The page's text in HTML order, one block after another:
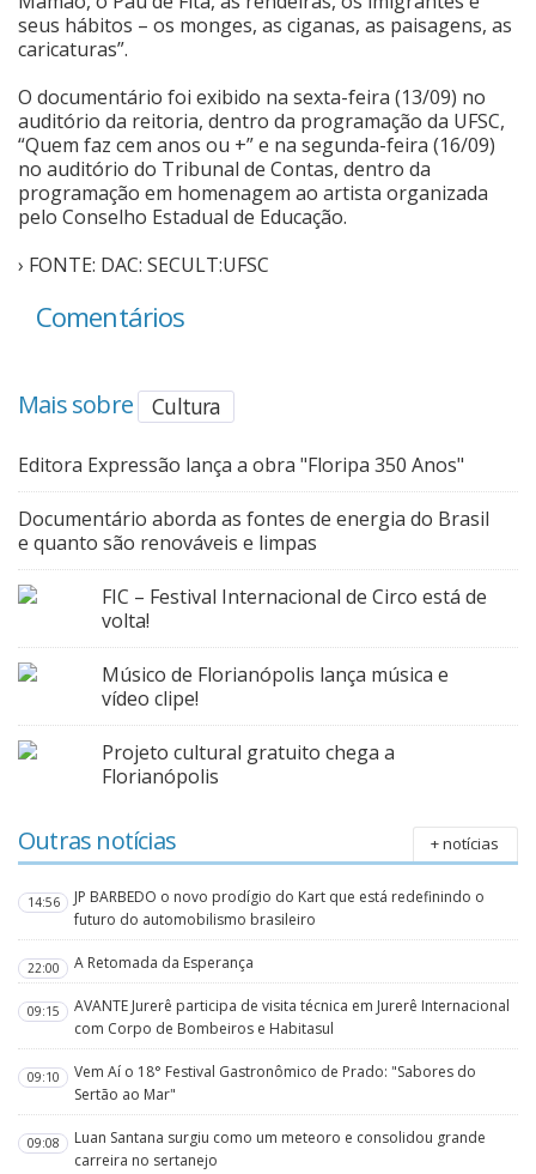
seus hábitos – os monges, as ciganas, as paisagens, as
caricaturas”.
O documentário foi exibido na sexta-feira (13/09) no
auditório da reitoria, dentro da programação da UFSC,
“Quem faz cem anos ou +” e na segunda-feira (16/09)
no auditório do Tribunal de Contas, dentro da
programação em homenagem ao artista organizada
pelo Conselho Estadual de Educação.
› FONTE: DAC: SECULT:UFSC
Comentários
Mais sobre Cultura
Editora Expressão lança a obra "Floripa 350 Anos"
Documentário aborda as fontes de energia do Brasil
e quanto são renováveis e limpas
FIC – Festival Internacional de Circo está de
volta!
Músico de Florianópolis lança música e
vídeo clipe!
Projeto cultural gratuito chega a
Florianópolis
Outras notícias + notícias
14:56
JP BARBEDO o novo prodígio do Kart que está redefinindo o
futuro do automobilismo brasileiro
22:00 A Retomada da Esperança
09:15
AVANTE Jurerê participa de visita técnica em Jurerê Internacional
com Corpo de Bombeiros e Habitasul
09:10
Vem Aí o 18° Festival Gastronômico de Prado: "Sabores do
Sertão ao Mar"
09:08
Luan Santana surgiu como um meteoro e consolidou grande
carreira no sertanejo